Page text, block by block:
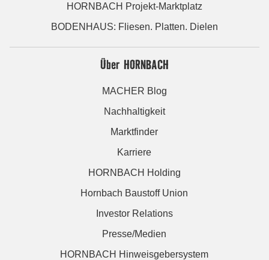
HORNBACH Projekt-Marktplatz
BODENHAUS: Fliesen. Platten. Dielen
Über HORNBACH
MACHER Blog
Nachhaltigkeit
Marktfinder
Karriere
HORNBACH Holding
Hornbach Baustoff Union
Investor Relations
Presse/Medien
HORNBACH Hinweisgebersystem